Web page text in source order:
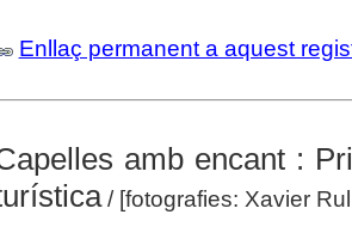
Enllaç permanent a aquest
amb encant :
/ [fotografies: Xavier